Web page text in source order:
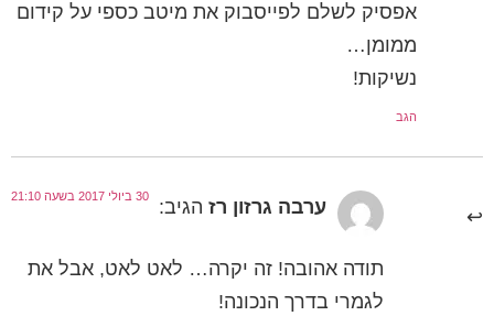
אפסיק לשלם לפייסבוק את מיטב כספי על קידום
ממומן…
נשיקות!
ערבה גרזון רז הגיב:
תודה אהובה! זה יקרה… לאט לאט, אבל את
לגמרי בדרך הנכונה!